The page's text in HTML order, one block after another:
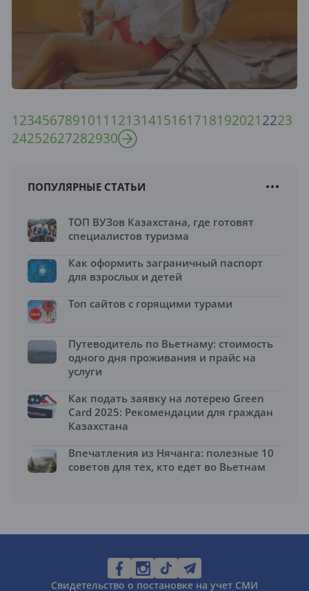
1234567891011 121314151617181920212223
24252627282930
ПОПУЛЯРНЫЕ СТАТЬИ
ТОП ВУЗов Казахстана, где готовят
специалистов туризма
Как оформить заграничный паспорт
для взрослых и детей
Топ сайтов с горящими турами
Путеводитель по Вьетнаму: стоимость
одного дня проживания и прайс на
услуги
Как подать заявку на лотерею Green
Card 2025: Рекомендации для граждан
Казахстана
Впечатления из Нячанга: полезные 10
советов для тех, кто едет во Вьетнам
Свидетельство о постановке на учет СМИ